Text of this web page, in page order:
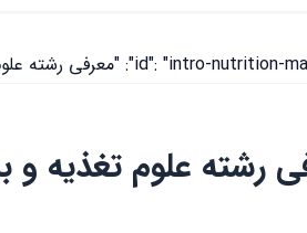
رشته علوم تغذیه و